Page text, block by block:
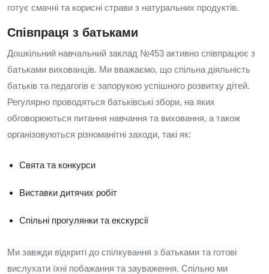
готує смачні та корисні страви з натуральних продуктів.
Співпраця з батьками
Дошкільний навчальний заклад №453 активно співпрацює з
батьками вихованців. Ми вважаємо, що спільна діяльність
батьків та педагогів є запорукою успішного розвитку дітей.
Регулярно проводяться батьківські збори, на яких
обговорюються питання навчання та виховання, а також
організовуються різноманітні заходи, такі як:
Свята та конкурси
Виставки дитячих робіт
Спільні прогулянки та екскурсії
Ми завжди відкриті до спілкування з батьками та готові
вислухати їхні побажання та зауваження. Спільно ми